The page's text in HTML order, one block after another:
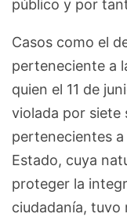
público y por
Casos como el
perteneciente a
quien el 11 de
violada por siete
pertenecientes a
Estado, cuya
proteger la
ciudadanía, tuvo